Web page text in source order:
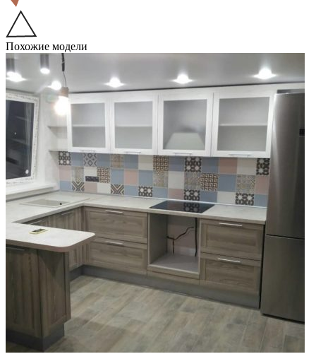
Похожие модели